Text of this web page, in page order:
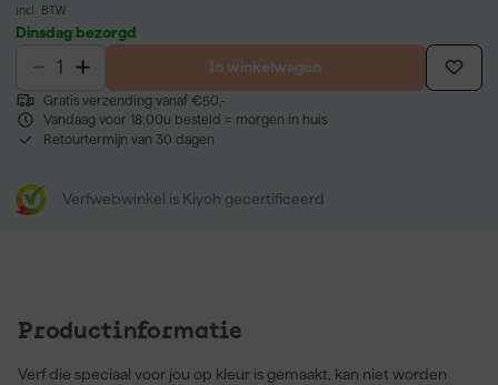
incl. BTW
Dinsdag bezorgd
In winkelwagen
Gratis verzending vanaf €50,-
Vandaag voor 18:00u besteld = morgen in huis
Retourtermijn van 30 dagen
Verfwebwinkel is Kiyoh gecertificeerd
Productinformatie
Verf die speciaal voor jou op kleur is gemaakt, kan niet worden